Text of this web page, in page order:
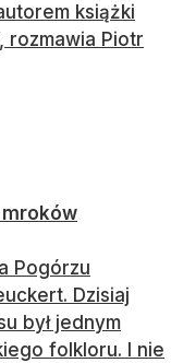
książki
rozmawia Piotr
mroków
Pogórzu
Dzisiaj
był jednym
folkloru. I nie